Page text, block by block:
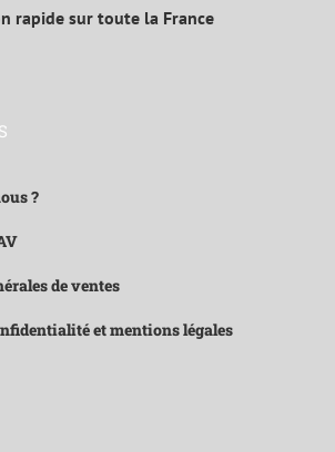
rapide sur toute la France
?
de ventes
et mentions légales